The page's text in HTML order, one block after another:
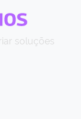
soluções